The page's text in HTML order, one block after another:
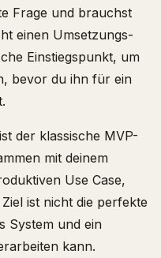
Frage und brauchst
einen Umsetzungs-
Einstiegspunkt, um
bevor du ihn für ein
der klassische MVP-
mit deinem
Use Case,
ist nicht die perfekte
System und ein
kann.